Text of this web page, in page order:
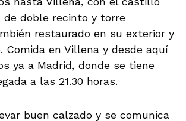
de doble recinto y torre
restaurado en su exterior y
Comida en Villena y desde aquí
ya a Madrid, donde se tiene
a las 21.30 horas.
buen calzado y se comunica